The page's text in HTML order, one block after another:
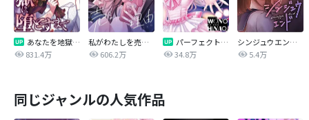
あなたを地獄に堕とすまで
831.4万
私がわたしを売る理由
606.2万
パーフェクトグリッター
34.8万
シンジュウエンド【タテヨミ】
5.4万
同じジャンルの人気作品